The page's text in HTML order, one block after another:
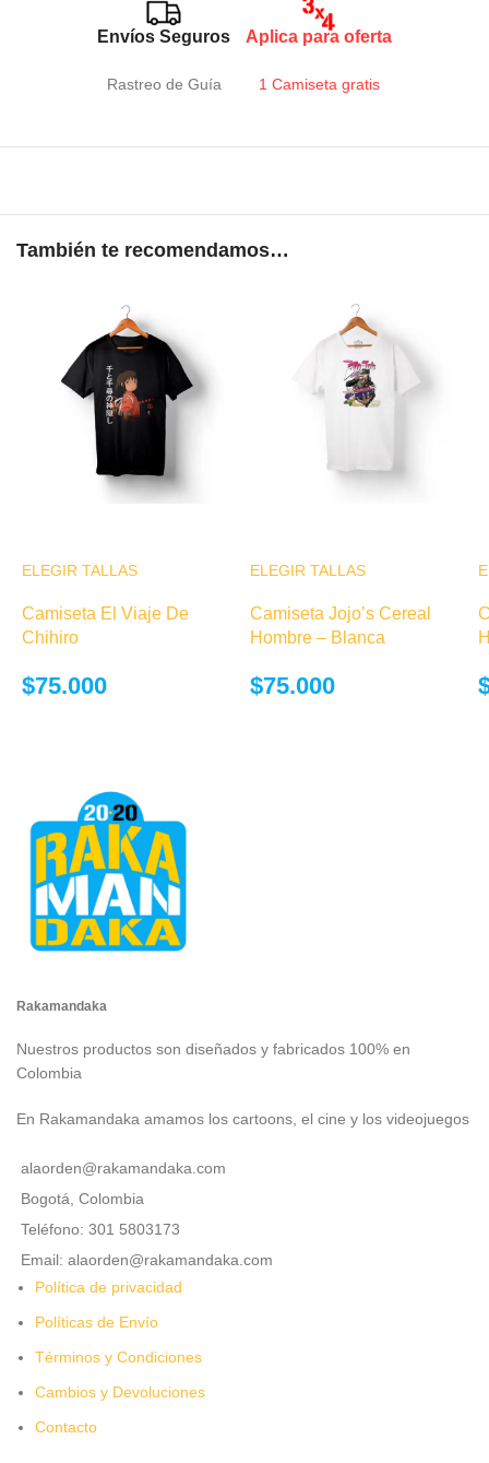
Envíos Seguros
Rastreo de Guía
Aplica para oferta
1 Camiseta gratis
También te recomendamos…
ELEGIR TALLAS
variantes. Las
Camiseta El Viaje De
Chihiro
$75.000
ELEGIR TALLAS
variantes. Las
opciones se
Camiseta Jojo’s Cereal
Hombre – Blanca
$75.000
Rakamandaka
Nuestros productos son diseñados y fabricados 100% en
Colombia
En Rakamandaka amamos los cartoons, el cine y los videojuegos
alaorden@rakamandaka.com
Bogotá, Colombia
Teléfono: 301 5803173
Email: alaorden@rakamandaka.com
Política de privacidad
Políticas de Envío
Términos y Condiciones
Cambios y Devoluciones
Contacto